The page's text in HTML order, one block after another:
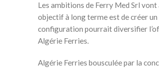
Les ambitions de Ferry Med Srl
objectif à long terme est de créer un
configuration pourrait diversifier
Algérie Ferries.
Algérie Ferries bousculée par la